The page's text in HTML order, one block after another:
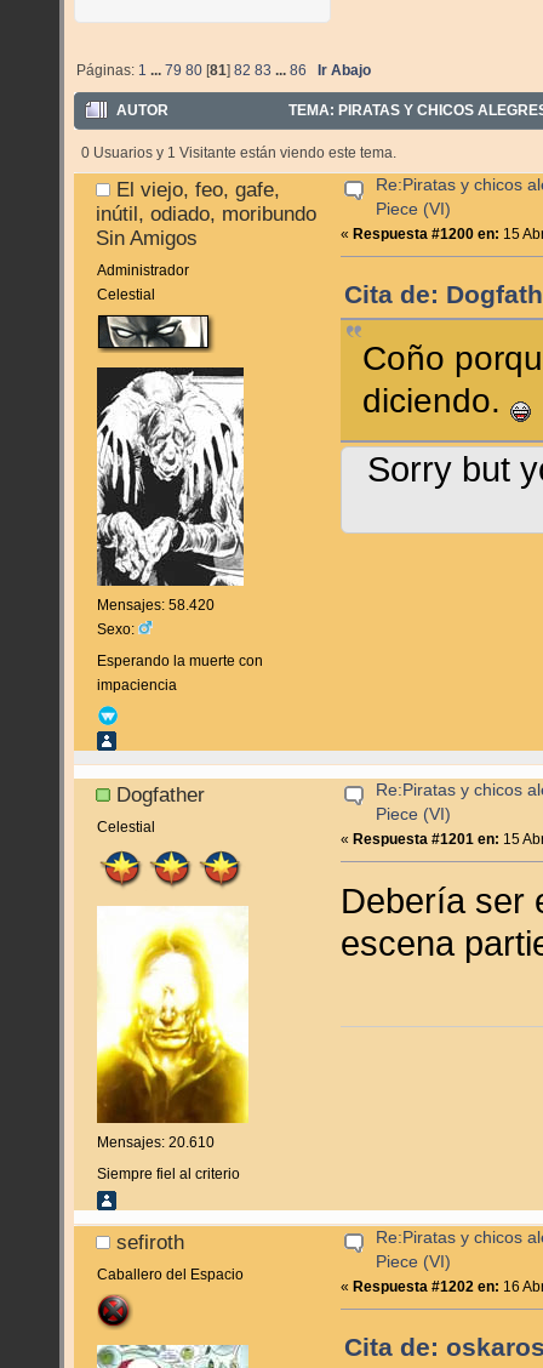
Páginas: 1 ...79 80 [81]82 83 ...86 Ir Abajo
AUTOR TEMA: PIRATAS Y CHICOS
0 Usuarios y 1 Visitante están viendo este tema.
El viejo, feo, gafe,
inútil, odiado, moribundo
Sin Amigos
Administrador
Celestial
Mensajes: 58.420
Sexo:
Esperando la muerte con
impaciencia
Re:Piratas y chicos
Piece (VI)
«Respuesta #1200 en: 15
Cita de:
Coño
diciendo.
Sorry but
Dogfather
Celestial
Mensajes: 20.610
Siempre fiel al criterio
Re:Piratas y chicos
Piece (VI)
« Respuesta #1201 en: 15
Debería ser
escena
sefiroth
Caballero del Espacio
Re:Piratas y chicos
Piece (VI)
« Respuesta #1202 en: 16
Cita de: